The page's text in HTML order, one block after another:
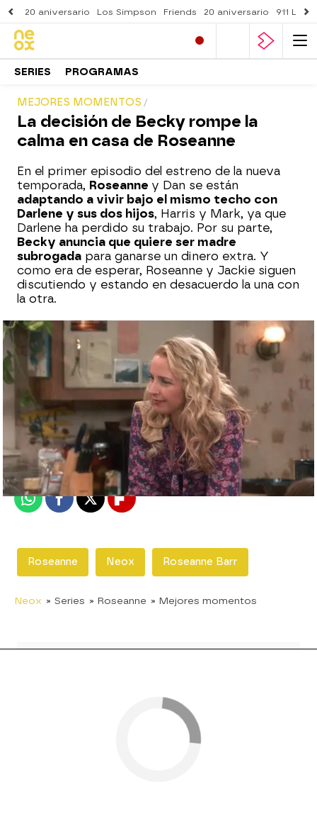
20 aniversario Los Simpson Friends 20 aniversario 911
SERIES PROGRAMAS
MEJORES MOMENTOS
La decisión de Becky rompe la
calma en casa de Roseanne
En el primer episodio del estreno de la nueva
temporada, Roseanne y Dan se están
adaptando a vivir bajo el mismo techo con
Darlene y sus dos hijos, Harris y Mark, ya que
Darlene ha perdido su trabajo. Por su parte,
Becky anuncia que quiere ser madre
subrogada para ganarse un dinero extra. Y
como era de esperar, Roseanne y Jackie siguen
discutiendo y estando en desacuerdo la una con
la otra.
neox
Madrid
Publicado: 29 de abril de 2018, 23:32
WhatsappFacebook
X Flipboard
Roseanne Neox Roseanne Barr
Neox » Series » Roseanne » Mejores momentos